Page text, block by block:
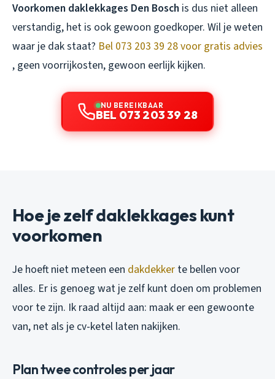
Voorkomen daklekkages Den Bosch is dus niet alleen
verstandig, het is ook gewoon goedkoper. Wil je weten
waar je dak staat? Bel 073 203 39 28 voor gratis advies
, geen voorrijkosten, gewoon eerlijk kijken.
NU BEREIKBAAR
BEL 073 203 39 28
Hoe je zelf daklekkages kunt
voorkomen
Je hoeft niet meteen een dakdekker te bellen voor
alles. Er is genoeg wat je zelf kunt doen om problemen
voor te zijn. Ik raad altijd aan: maak er een gewoonte
van, net als je cv-ketel laten nakijken.
Plan twee controles per jaar